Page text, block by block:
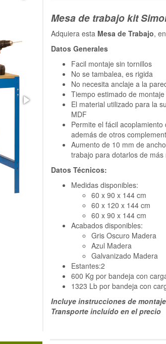
Mesa de trabajo kit
Adquiera esta Mesa de Trabajo,
Datos Generales
Facil montaje sin tornillos
No se tambalea, es rigida
No necesita anclaje a la
Tiempo estimado de
El material utilizado para la
MDF
Permite el fácil
además de otros
Aumento de 10 mm de
trabajo para dotarlos de más
Datos Técnicos:
Medidas disponibles:
60 x 90 x 144 cm
60 x 120 x 144 cm
60 x 90 x 144 cm
Acabados disponibles:
Gris Oscuro Madera
Azul Madera
Galvanizado Madera
Estantes:2
600 Kg por bandeja con
1323 Lb por bandeja con
Incluye instrucciones de montaje
Transporte incluído en el precio